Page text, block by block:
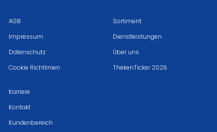
AGB
Impressum
Datenschutz
Cookie Richtlinien
Sortiment
Dienstleistungen
Über uns
ThekenTicker 2026
Karriere
Kontakt
Kundenbereich